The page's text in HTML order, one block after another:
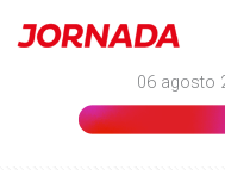
06 agosto